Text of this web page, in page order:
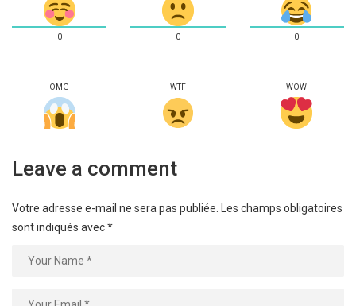
0
OMG
0
WTF
0
WOW
Leave a comment
Votre adresse e-mail ne sera pas publiée.
Les champs obligatoires
sont indiqués avec*